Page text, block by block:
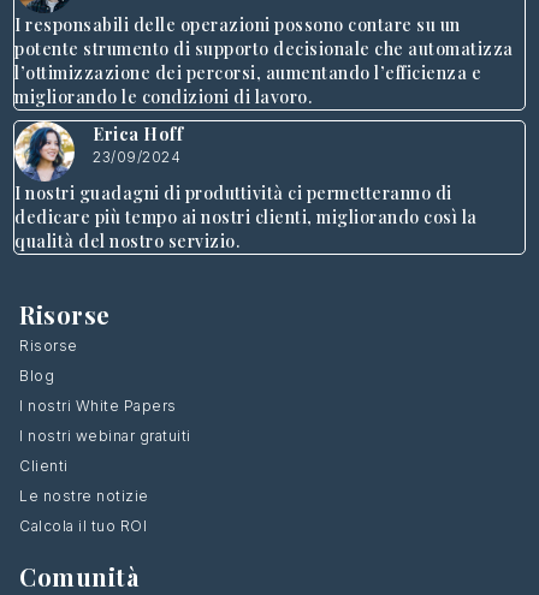
I responsabili delle operazioni possono contare su un
potente strumento di supporto decisionale che automatizza
l’ottimizzazione dei percorsi, aumentando l’efficienza e
migliorando le condizioni di lavoro.
Erica Hoff
23/09/2024
I nostri guadagni di produttività ci permetteranno di
dedicare più tempo ai nostri clienti, migliorando così la
qualità del nostro servizio.
Risorse
Risorse
Blog
I nostri White Papers
I nostri webinar gratuiti
Clienti
Le nostre notizie
Calcola il tuo ROI
Comunità